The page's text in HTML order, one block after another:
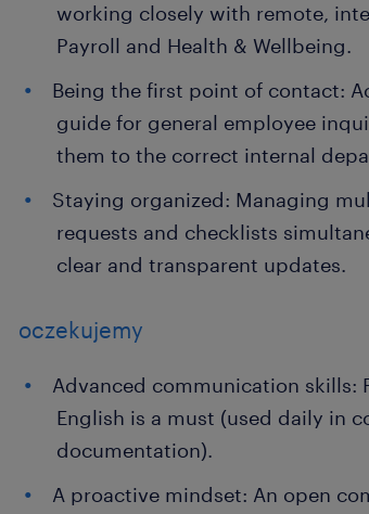
working closely with remote,
Payroll and Health & Wellbeing.
Being the first point of contact:
guide for general employee
them to the correct internal
Staying organized: Managing
requests and checklists
clear and transparent updates.
oczekujemy
Advanced communication skills:
English is a must (used daily in
documentation).
A proactive mindset: An open